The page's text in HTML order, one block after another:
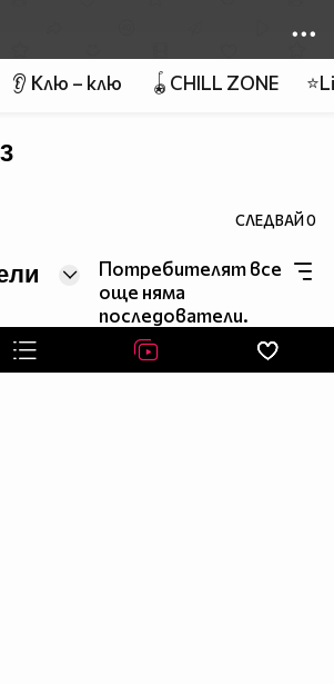
👂 Клю – клю 🪀CHILL ZONE
СЛЕДВАЙ0
Потребителят все
още няма
последователи.